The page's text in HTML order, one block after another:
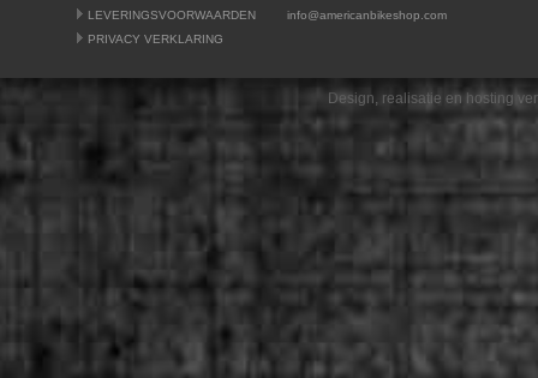
LEVERINGSVOORWAARDEN
PRIVACY VERKLARING
info@americanbikeshop.com
Design, realisatie en hosting